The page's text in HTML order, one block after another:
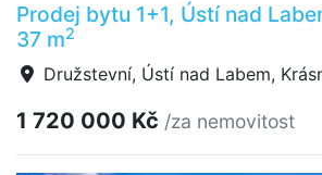
Prodej bytu 1+1, Ústí nad
37 m2
Družstevní, Ústí nad Labem,
1 720 000 Kč /za nemovitost